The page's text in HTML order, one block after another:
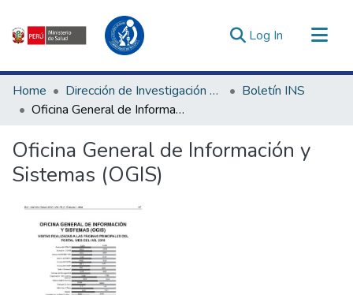
Log In (current)
Communities & Collections
All of DSpace
Estadísticas Externas
Enlaces de interés ▾
Home Dirección de Investigación e Innovación en Salud
Boletín INS
Oficina General de Información y Sistemas (OGIS)
Oficina General de Información y
Sistemas (OGIS)